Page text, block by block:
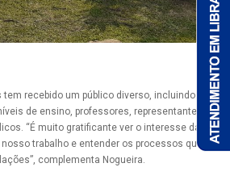
tem recebido um público diverso, incluindo
de ensino, professores, representantes de
“É muito gratificante ver o interesse da
trabalho e entender os processos que
complementa Nogueira.